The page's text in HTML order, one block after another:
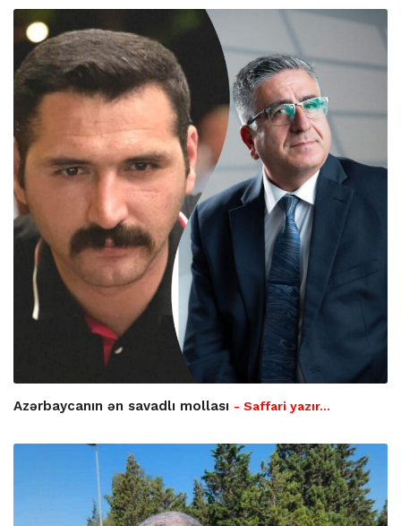
Azərbaycanın ən savadlı mollası - Saffari yazır…